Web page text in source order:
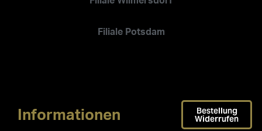
Filiale Potsdam
Informationen Bestellung
Widerrufen